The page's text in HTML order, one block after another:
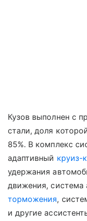
Кузов выполнен с
стали, доля
85%. В комплекс
адаптивный круиз-
удержания
движения, система
торможения,
и другие